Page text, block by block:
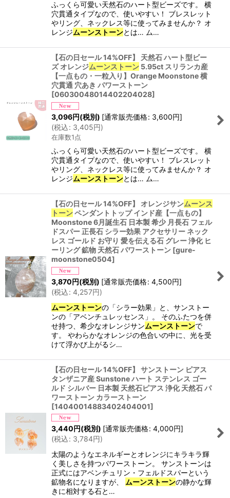
ふっくら可愛い天然石のハート型ビーズです。 横
穴貫通タイプなので、使いやすい！ ブレスレット
やリング、ネックレス等に使ってみませんか？ オ
レンジムーンストーンとは… ム…
【石の日セール 14%OFF】 天然石 ハート型ビー
ズ オレンジムーンストーン 5.95ct スリランカ産
【一点もの・一粒入り】Orange Moonstone 横
穴貫通 穴あき パワーストーン
[06030048014402204028]
3,096円(税別) [通常販売価格: 3,600円]
(税込: 3,405円)
在庫数1点
ふっくら可愛い天然石のハート型ビーズです。 横
穴貫通タイプなので、使いやすい！ ブレスレット
やリング、ネックレス等に使ってみませんか？ オ
レンジムーンストーンとは… ム…
【石の日セール 14%OFF】 オレンジサンムーンス
トーンペンダントトップ インド産【一点もの】
Moonstone 6月誕生石 日本製 希少 月長石 フェル
ドスパー 正長石 シラー効果 アクセサリー ネック
レス ゴールド お守り 愛を伝える石 グレー 浄化 ヒ
ーリング 鉱物 天然石 パワーストーン [gure-
moonstone0504]
3,870円(税別) [通常販売価格: 4,500円]
(税込: 4,257円)
ムーンストーンの「シラー効果」と、サンストー
ンの「アベンチュレッセンス」。 そのふたつを併
せ持つ、希少なオレンジサンムーンストーンで
す。 やわらかなオレンジの色合いの中に、光を受
けて浮かび上がるシ…
【石の日セール 14%OFF】 サンストーン ピアス
タンザニア産 Sunstone ハート ステンレス ゴー
ルド シルバー 日本製 天然石ピアス 浄化 天然石 パ
ワーストーン カラーストーン
[14040014883402404001]
3,440円(税別) [通常販売価格: 4,000円]
(税込: 3,784円)
太陽のようなエネルギーとオレンジにキラキラ輝
く美しさを持つパワーストーン。 サンストーンは
正式にはアベンチュリン・フェルドスパーという
鉱物名になりますが、 ムーンストーンの静かな輝
きに相対する石と…